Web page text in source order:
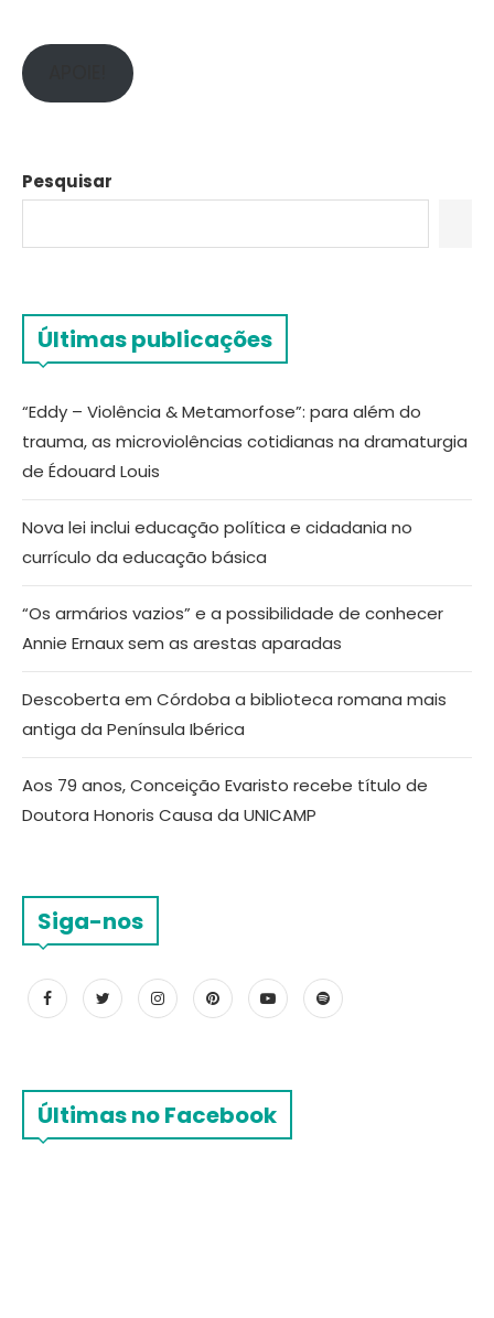
Pesquisar
Últimas publicações
“Eddy – Violência & Metamorfose”: para além do
trauma, as microviolências cotidianas na dramaturgia
de Édouard Louis
Nova lei inclui educação política e cidadania no
currículo da educação básica
“Os armários vazios” e a possibilidade de conhecer
Annie Ernaux sem as arestas aparadas
Descoberta em Córdoba a biblioteca romana mais
antiga da Península Ibérica
Aos 79 anos, Conceição Evaristo recebe título de
Doutora Honoris Causa da UNICAMP
Siga-nos
Últimas no Facebook